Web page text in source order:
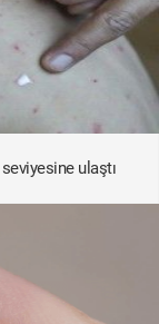
ulaştı